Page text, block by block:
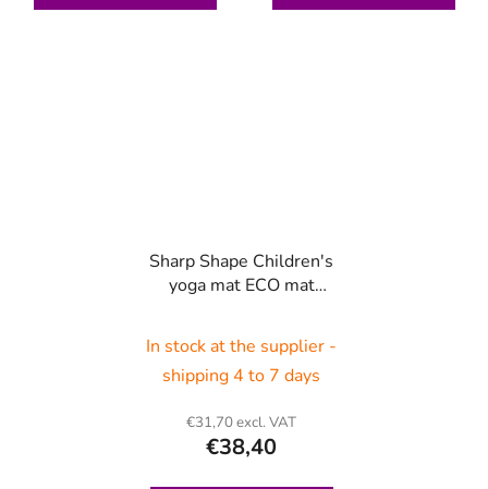
Sharp Shape Children's
yoga mat ECO mat
In stock at the supplier -
shipping 4 to 7 days
€31,70 excl. VAT
€38,40